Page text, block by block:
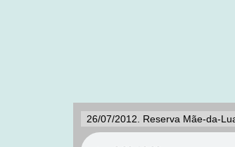
26/07/2012. Reserva Mãe-da-